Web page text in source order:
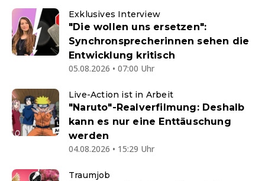
Exklusives Interview
"Die wollen uns ersetzen":
Synchronsprecherinnen sehen die
Entwicklung kritisch
05.08.2026 • 07:00 Uhr
Live-Action ist in Arbeit
"Naruto"-Realverfilmung: Deshalb
kann es nur eine Enttäuschung
werden
04.08.2026 • 15:29 Uhr
Traumjob